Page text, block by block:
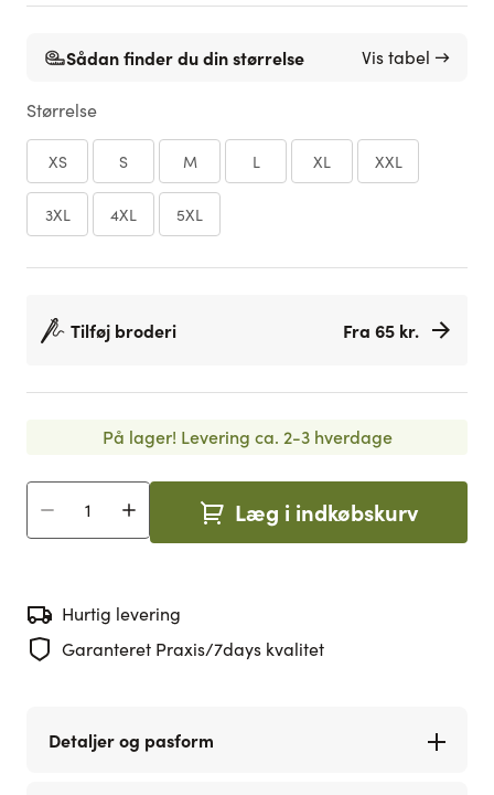
Sådan finder du din størrelse Vis tabel →
Størrelse
XS S M L XL XXL
3XL 4XL 5XL
Tilføj broderi Fra 65 kr.
På lager! Levering ca. 2-3 hverdage
Antal Læg i indkøbskurv
Hurtig levering
Garanteret Praxis/7days kvalitet
Detaljer og pasform